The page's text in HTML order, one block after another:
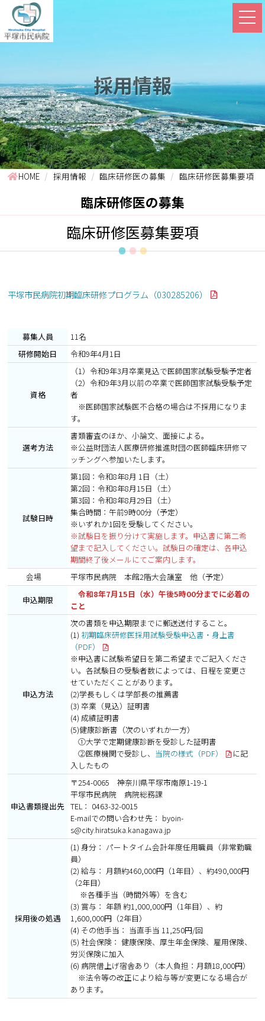
採用情報
HOME 採用情報 臨床研修医の募集 臨床研修医募集要項
臨床研修医の募集
臨床研修医募集要項
平塚市民病院初期臨床研修プログラム（030285206）
募集人員
11名
研修開始日
令和9年4月1日
資格
（1）令和9年3月卒業見込で医師国家試験受験予定者
（2）令和9年3月以前の卒業で医師国家試験受験予定
者
※医師国家試験医不合格の場合は不採用になりま
す。
選考方法
書類審査のほか、小論文、面接による。
※公益財団法人医療研修推進財団の医師臨床研修マ
ッチングへ参加いたします。
試験日時
第1回：令和8年8月 1日（土）
第2回：令和8年8月15日（土）
第3回：令和8年8月29日（土）
集合時間：午前9時00分（予定）
※いずれか1回を受験してください。
※試験日を振り分けて実施します。申込書に第二希
望まで記入してください。試験日の確定は、各申込
期間終了後メールにてご案内します。
会場
平塚市民病院 本館2階大会議室 他（予定）
申込期限
令和8年7月15日（水）午後5時00分までに必着の
こと
申込方法
次の書類を申込期限までに郵送送付すること。
(1) 初期臨床研修医採用試験受験申込書・身上書
（PDF）
※申込書に試験希望日を第二希望までご記入くださ
い。各試験日の受験者数によっては、日程を変更さ
せていただくことがあります。
(2)学長もしくは学部長の推薦書
(3) 卒業（見込）証明書
(4) 成績証明書
(5)健康診断書（次のいずれか一方）
①大学で定期健康診断を受診した証明書
②医療機関で受診し、 当院の様式（PDF）
に記
入したもの
申込書類提出先
〒254-0065 神奈川県平塚市南原1-19-1
平塚市民病院 病院総務課
TEL： 0463-32-0015
E-mailでの問い合わせ先： byoin-
s@city.hiratsuka.kanagawa.jp
採用後の処遇
(1) 身分： パートタイム会計年度任用職員（非常勤職
員）
(2) 給与： 月額約460,000円（1年目）、約490,000円
（2年目）
※各種手当（時間外等）を含む
(3) 賞与： 年額 約1,000,000円（1年目）、約
1,600,000円（2年目）
(4) その他手当： 当直手当 11,250円/回
(5) 社会保険： 健康保険、厚生年金保険、雇用保険、
労災保険に加入
(6) 病院借上げ宿舎あり（本人負担：月額18,000円）
※法令等の改正により給与等が変更になる場合が
あります。